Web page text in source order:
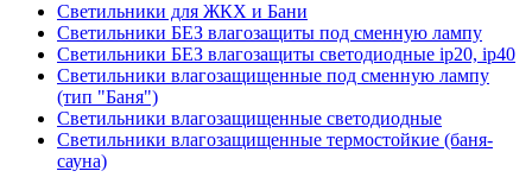
Светильники для ЖКХ и Бани
Светильники БЕЗ влагозащиты под сменную лампу
Светильники БЕЗ влагозащиты светодиодные ip20, ip40
Светильники влагозащищенные под сменную лампу
(тип "Баня")
Светильники влагозащищенные светодиодные
Светильники влагозащищенные термостойкие (баня-
сауна)